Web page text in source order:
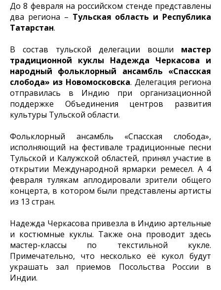
До 8 февраля на российском стенде представлены
два региона – Тульская область и Республика
Татарстан.
В состав тульской делегации вошли мастер
традиционной куклы Надежда Черкасова
и
народный фольклорный ансамбль «Спасская
слобода» из Новомосковска. Делегация региона
отправилась в Индию при организационной
поддержке Объединения центров развития
культуры Тульской области.
Фольклорный ансамбль «Спасская слобода»,
исполняющий на фестивале традиционные песни
Тульской и Калужской областей, принял участие в
открытии Международной ярмарки ремесел. А 4
февраля тулякам аплодировали зрители общего
концерта, в котором были представлены артисты
из 13 стран.
Надежда Черкасова привезла в Индию артельные
и костюмные куклы. Также она проводит здесь
мастер-классы по текстильной кукле.
Примечательно, что несколько её кукол будут
украшать зал приемов Посольства России в
Индии.